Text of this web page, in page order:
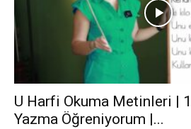
U Harfi Okuma Metinleri |
Yazma Öğreniyorum |...